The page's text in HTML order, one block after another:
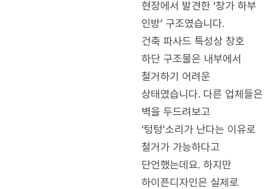
현장에서 발견한 ‘창가 하부
인방’ 구조였습니다.
건축 파사드 특성상 창호
하단 구조물은 내부에서
철거하기 어려운
상태였습니다. 다른 업체들은
벽을 두드려보고
‘텅텅’소리가 난다는 이유로
철거가 가능하다고
단언했는데요. 하지만
하이픈디자인은 실제로